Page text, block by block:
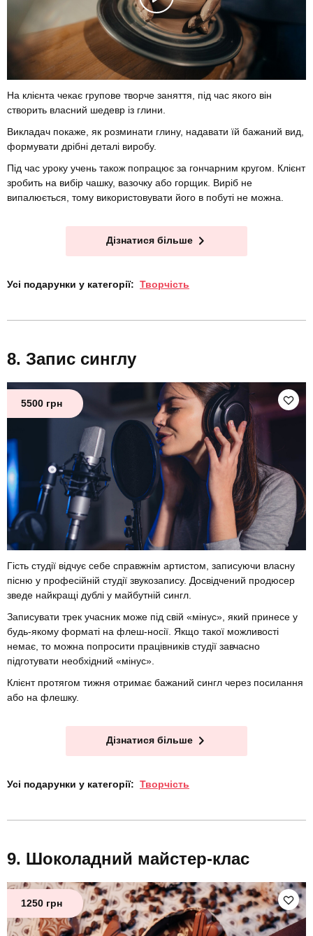
На клієнта чекає групове творче заняття, під час якого він
створить власний шедевр із глини.
Викладач покаже, як розминати глину, надавати їй бажаний вид,
формувати дрібні деталі виробу.
Під час уроку учень також попрацює за гончарним кругом. Клієнт
зробить на вибір чашку, вазочку або горщик. Виріб не
випалюється, тому використовувати його в побуті не можна.
Дізнатися більше
Усі подарунки у категорії: Творчість
Запис синглу
5500 грн
Гість студії відчує себе справжнім артистом, записуючи власну
пісню у професійній студії звукозапису. Досвідчений продюсер
зведе найкращі дублі у майбутній сингл.
Записувати трек учасник може під свій «мінус», який принесе у
будь-якому форматі на флеш-носії. Якщо такої можливості
немає, то можна попросити працівників студії завчасно
підготувати необхідний «мінус».
Клієнт протягом тижня отримає бажаний сингл через посилання
або на флешку.
Дізнатися більше
Усі подарунки у категорії: Творчість
Шоколадний майстер-клас
1250 грн